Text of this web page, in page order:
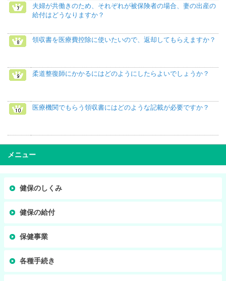
夫婦が共働きのため、それぞれが被保険者の場合、妻の出産の
給付はどうなりますか？
領収書を医療費控除に使いたいので、返却してもらえますか？
柔道整復師にかかるにはどのようにしたらよいでしょうか？
医療機関でもらう領収書にはどのような記載が必要ですか？
メニュー
健保のしくみ
健保の給付
保健事業
各種手続き